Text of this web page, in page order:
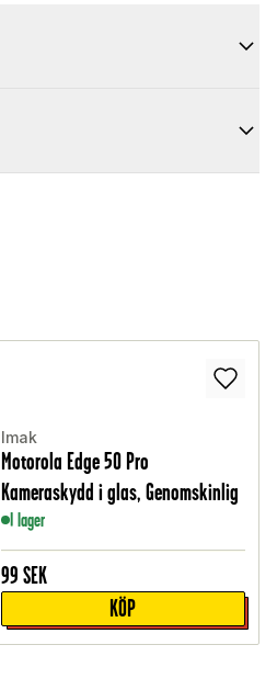
Imak
Motorola Edge 50 Pro
Kameraskydd i glas, Genomskinlig
I lager
99 SEK
KÖP